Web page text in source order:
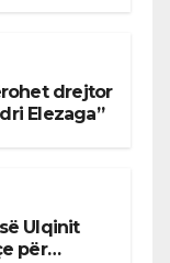
drejtor
Elezaga”
Ulqinit
për